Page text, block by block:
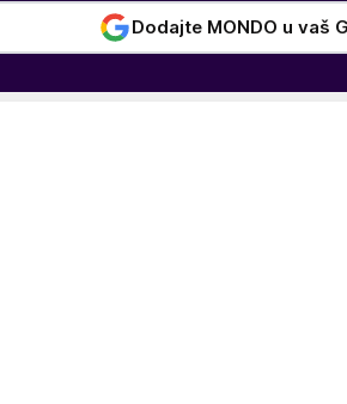
Dodajte MONDO u vaš